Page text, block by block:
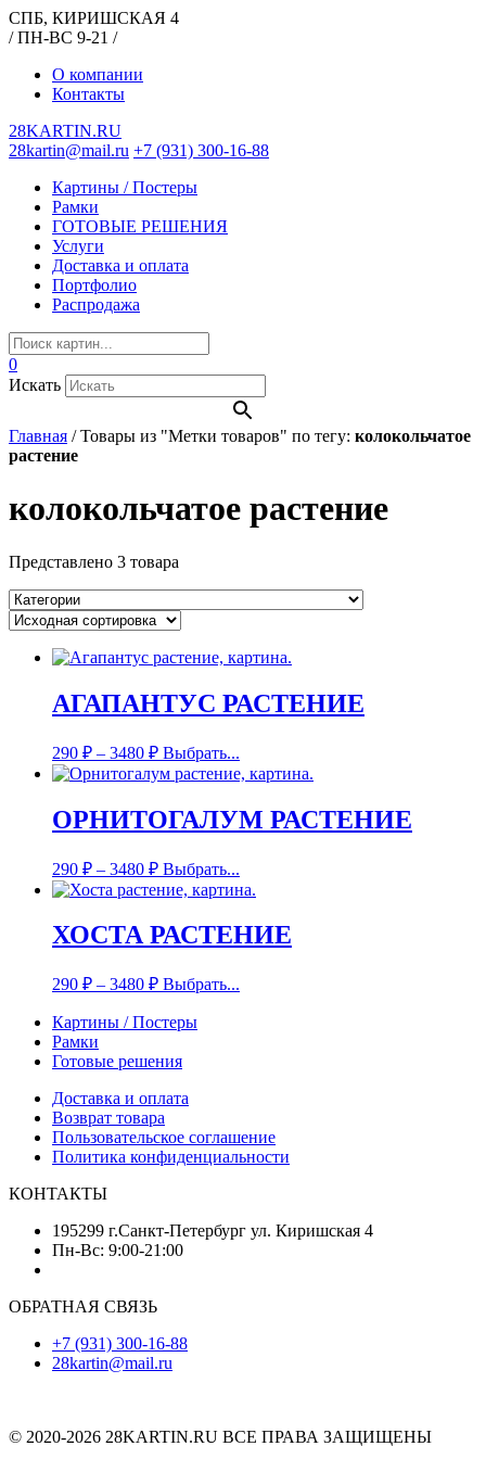
СПБ, КИРИШСКАЯ 4
/ ПН-ВС 9-21 /
О компании
Контакты
28KARTIN.RU
28kartin@mail.ru +7 (931) 300-16-88
Картины / Постеры
Рамки
ГОТОВЫЕ РЕШЕНИЯ
Услуги
Доставка и оплата
Портфолио
Распродажа
0
Искать
Главная /Товары из "Метки товаров" по тегу: колокольчатое
растение
колокольчатое растение
Представлено 3 товара
АГАПАНТУС РАСТЕНИЕ
290 ₽ – 3480 ₽ Выбрать...
ОРНИТОГАЛУМ РАСТЕНИЕ
290 ₽ – 3480 ₽ Выбрать...
ХОСТА РАСТЕНИЕ
290 ₽ – 3480 ₽ Выбрать...
Картины / Постеры
Рамки
Готовые решения
Доставка и оплата
Возврат товара
Пользовательское соглашение
Политика конфиденциальности
КОНТАКТЫ
195299 г.Санкт-Петербург ул. Киришская 4
Пн-Вс: 9:00-21:00
ОБРАТНАЯ СВЯЗЬ
+7 (931) 300-16-88
28kartin@mail.ru
© 2020-2026 28KARTIN.RU ВСЕ ПРАВА ЗАЩИЩЕНЫ